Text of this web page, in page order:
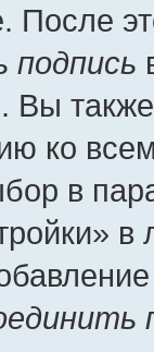
После
подпись
Вы
ко
в